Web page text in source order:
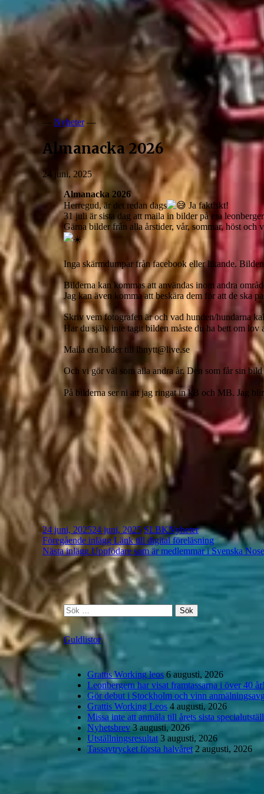
— Nyheter—
Almanacka 2026
24 juni, 2025
Almanacka 2026
Herregud, är det redan dags
Ja faktiskt!
31 juli är sista dag att maila in bilder på era
Gärna bilder från alla årstider, vår, sommar, höst
Inga skärmdumpar från facebook eller likande.
Bilderna kan kommas att användas inom andra
Jag kan även komma att beskära dem för att de ska
Skriv vem fotografen är och vad hunden/hundarna
Har du själv inte tagit bilden måste du ha bett om
Maila era bilder till lbnytt@live.se
Och vi gör väl som alla andra år. Den som får sin
På bilderna ser ni att jag ringat in kB och MB. Jag
24 juni, 202524 juni, 2025 SLBKNyheter
Inläggsnavigering
Föregående inläggLänk till digital föreläsning
Nästa inläggUppfödare som är medlemmar i Svenska
S
ö
k
e
f
Guldlistor
Grattis Working leos 6 augusti, 2026
Leonbergern har visat framtassarna i över 40 år!
Gör debut i Stockholm och vinn
Grattis Working Leos 4 augusti, 2026
Missa inte att anmäla till årets sista
Nyhetsbrev 3 augusti, 2026
Utställningsresultat 3 augusti, 2026
Tassavtrycket första halvåret 2 augusti, 2026